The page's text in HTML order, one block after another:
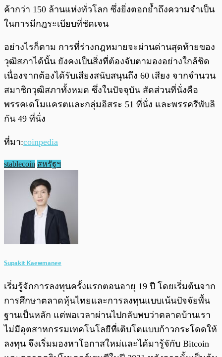
ค้ากว่า 150 ล้านแห่งทั่วโลก ซึ่งยิ่งตอกย้ำถึงความจำเป็น
ในการมีกฎระเบียบที่ชัดเจน
อย่างไรก็ตาม การที่ร่างกฎหมายจะผ่านด่านสุดท้ายของ
วุฒิสภาได้นั้น ยังคงเป็นสิ่งที่ต้องจับตามองอย่างใกล้ชิด
เนื่องจากต้องได้รับเสียงสนับสนุนถึง 60 เสียง จากจำนวน
สมาชิกวุฒิสภาทั้งหมด ซึ่งในปัจจุบัน สัดส่วนที่นั่งคือ
พรรคเดโมแครตและกลุ่มอิสระ 51 ที่นั่ง และพรรครีพับลิ
กัน 49 ที่นั่ง
ที่มา:coinpedia
stablecoin สหรัฐฯ
Supakit Kaewmanee
เริ่มรู้จักการลงทุนครั้งแรกตอนอายุ 19 ปี โดยเริ่มต้นจาก
การศึกษาตลาดหุ้นไทยและการลงทุนแบบเน้นปัจจัยพื้น
ฐานเป็นหลัก แต่พอเวลาผ่านไปกลับพบว่าตลาดบ้านเรา
ไม่มีอุตสาหกรรมเทคโนโลยีที่เติบโตแบบก้าวกระโดดให้
ลงทุน จึงเริ่มมองหาโอกาสใหม่และได้มารู้จักับ Bitcoin